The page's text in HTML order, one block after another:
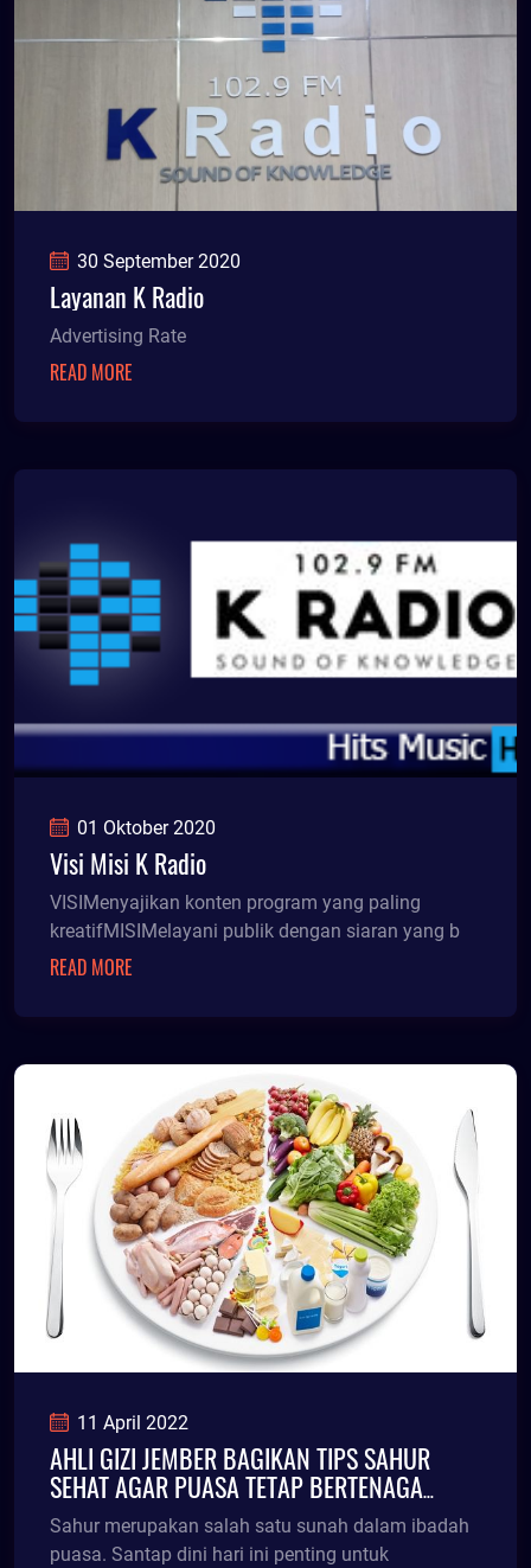
30 September 2020
Layanan K Radio
Advertising Rate
READ MORE
01 Oktober 2020
Visi Misi K Radio
VISIMenyajikan konten program yang paling
kreatifMISIMelayani publik dengan siaran yang b
READ MORE
11 April 2022
AHLI GIZI JEMBER BAGIKAN TIPS SAHUR
SEHAT AGAR PUASA TETAP BERTENAGA
MESKI BERAKTIVITAS
Sahur merupakan salah satu sunah dalam ibadah
puasa. Santap dini hari ini penting untuk